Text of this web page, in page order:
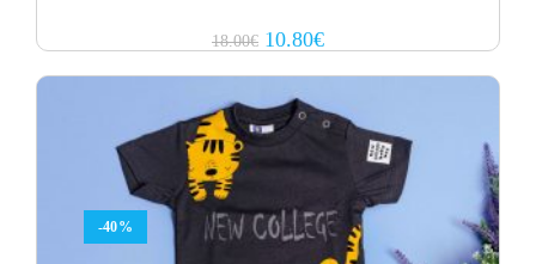
18.00€ Original
price
10.80€Current
price
-40%